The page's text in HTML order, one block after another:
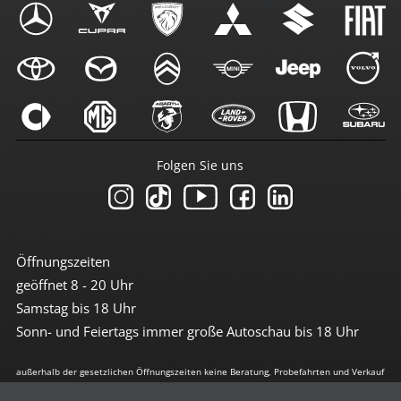
Öffnungszeiten
geöffnet 8 - 20 Uhr
Samstag bis 18 Uhr
Sonn- und Feiertags immer große Autoschau bis 18 Uhr
Folgen Sie uns
außerhalb der gesetzlichen Öffnungszeiten keine Beratung, Probefahrten und Verkauf